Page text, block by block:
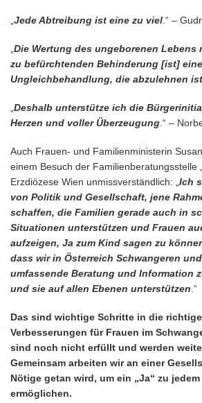
Jede Abtreibung ist eine zu viel .“ –
Die Wertung des ungeborenen Lebens
zu befürchtenden Behinderung [ist] eine
Ungleichbehandlung, die abzulehnen
Deshalb unterstütze ich die
Herzen und voller Überzeugung .“ –
Auch Frauen- und Familienministerin
einem Besuch der Familienberatungsstelle
Erzdiözese Wien unmissverständlich: „ Ich
von Politik und Gesellschaft, jene
schaffen, die Familien gerade auch in
Situationen unterstützen und Frauen
aufzeigen, Ja zum Kind sagen zu
dass wir in Österreich Schwangeren
umfassende Beratung und Information
und sie auf allen Ebenen unterstützen .“
Das sind wichtige Schritte in die
Verbesserungen für Frauen im
sind noch nicht erfüllt und werden
Gemeinsam arbeiten wir an einer
Nötige getan wird, um ein „Ja“ zu
ermöglichen.